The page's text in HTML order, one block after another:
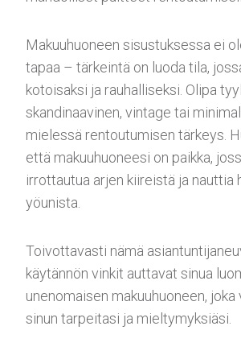
Makuuhuoneen sisustuksessa ei
tapaa – tärkeintä on luoda tila,
kotoisaksi ja rauhalliseksi. Olipa
skandinaavinen, vintage tai
mielessä rentoutumisen tärkeys.
että makuuhuoneesi on paikka,
irrottautua arjen kiireistä ja nauttia
yöunista.
Toivottavasti nämä
käytännön vinkit auttavat sinua
unenomaisen makuuhuoneen, joka
sinun tarpeitasi ja mieltymyksiäsi.